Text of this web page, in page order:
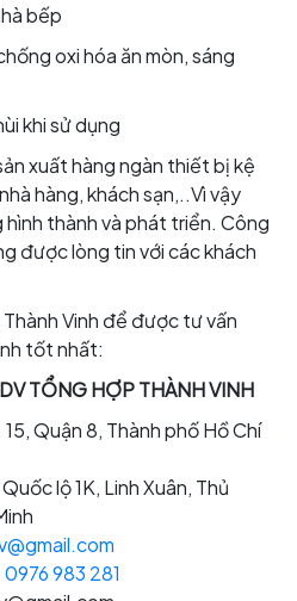
bếp
oxi hóa ăn mòn, sáng
khi sử dụng
xuất hàng ngàn thiết bị kệ
hàng, khách sạn,..Vì vậy
thành và phát triển. Công
được lòng tin với các khách
Vinh để được tư vấn
tốt nhất:
TỔNG HỢP THÀNH VINH
Quận 8, Thành phố Hồ Chí
lộ 1K, Linh Xuân, Thủ
0976 983 281